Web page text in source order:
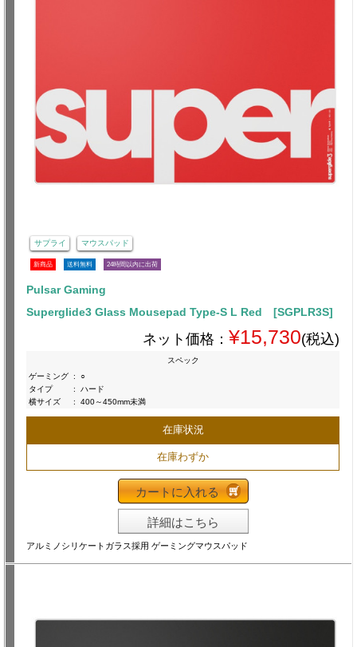
サプライ マウスパッド
新商品 送料無料 24時間以内に出荷
Pulsar Gaming
Superglide3 Glass Mousepad Type-S L Red [SGPLR3S]
ネット価格： ¥15,730(税込)
スペック
ゲーミング :
○
タイプ
:
ハード
横サイズ
: 400～450mm未満
在庫状況
在庫わずか
カートに入れる
詳細はこちら
アルミノシリケートガラス採用 ゲーミングマウスパッド